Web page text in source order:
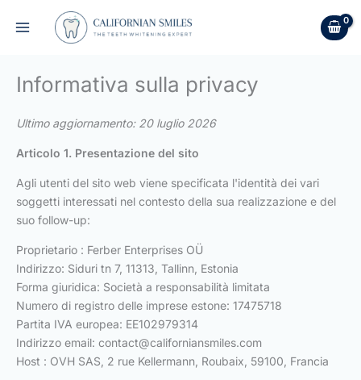
Informativa sulla privacy
Ultimo aggiornamento: 20 luglio 2026
Articolo 1. Presentazione del sito
Agli utenti del sito web viene specificata l'identità dei vari
soggetti interessati nel contesto della sua realizzazione e del
suo follow-up:
Proprietario : Ferber Enterprises OÜ
Indirizzo: Siduri tn 7, 11313, Tallinn, Estonia
Forma giuridica: Società a responsabilità limitata
Numero di registro delle imprese estone: 17475718
Partita IVA europea: EE102979314
Indirizzo email: contact@californiansmiles.com
Host : OVH SAS, 2 rue Kellermann, Roubaix, 59100, Francia